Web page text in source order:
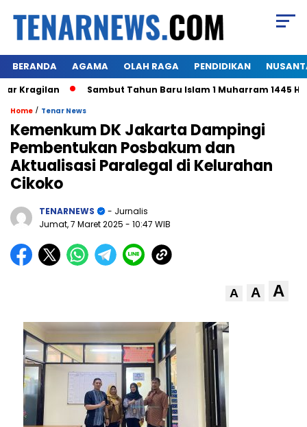
BERANDA AGAMA OLAH RAGA PENDIDIKAN
Kragilan Sambut Tahun Baru Islam 1 Muharram 1445
Home / Tenar News
Kemenkum DK Jakarta Dampingi
Pembentukan Posbakum dan
Aktualisasi Paralegal di Kelurahan
Cikoko
TENARNEWS
- Jurnalis
Jumat, 7 Maret 2025 - 10:47 WIB
A A A